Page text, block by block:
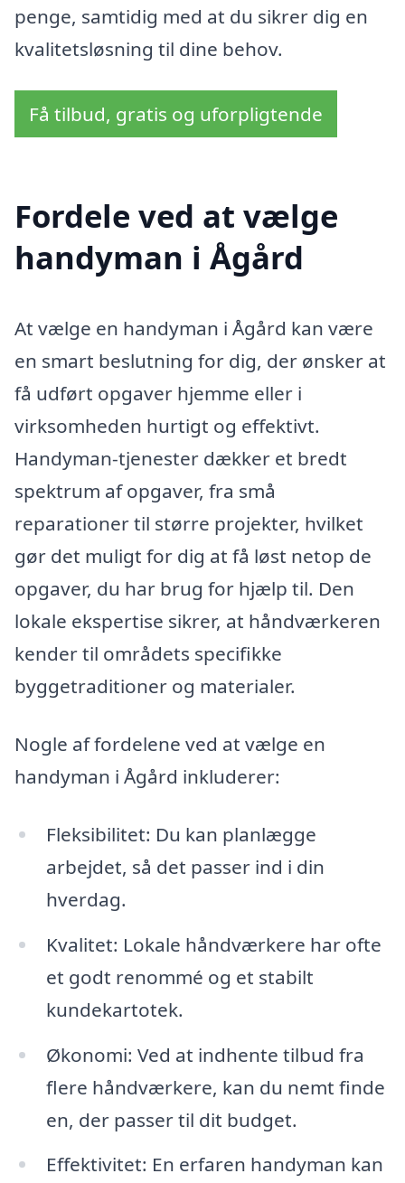
penge, samtidig med at du sikrer dig en
kvalitetsløsning til dine behov.
Få tilbud, gratis og uforpligtende
Fordele ved at vælge
handyman i Ågård
At vælge en handyman i Ågård kan være
en smart beslutning for dig, der ønsker at
få udført opgaver hjemme eller i
virksomheden hurtigt og effektivt.
Handyman-tjenester dækker et bredt
spektrum af opgaver, fra små
reparationer til større projekter, hvilket
gør det muligt for dig at få løst netop de
opgaver, du har brug for hjælp til. Den
lokale ekspertise sikrer, at håndværkeren
kender til områdets specifikke
byggetraditioner og materialer.
Nogle af fordelene ved at vælge en
handyman i Ågård inkluderer:
Fleksibilitet: Du kan planlægge
arbejdet, så det passer ind i din
hverdag.
Kvalitet: Lokale håndværkere har ofte
et godt renommé og et stabilt
kundekartotek.
Økonomi: Ved at indhente tilbud fra
flere håndværkere, kan du nemt finde
en, der passer til dit budget.
Effektivitet: En erfaren handyman kan